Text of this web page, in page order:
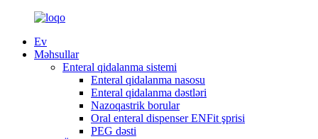
Ev
Məhsullar
Enteral qidalanma sistemi
Enteral qidalanma nasosu
Enteral qidalanma dəstləri
Nazoqastrik borular
Oral enteral dispenser ENFit şprisi
PEG dəsti